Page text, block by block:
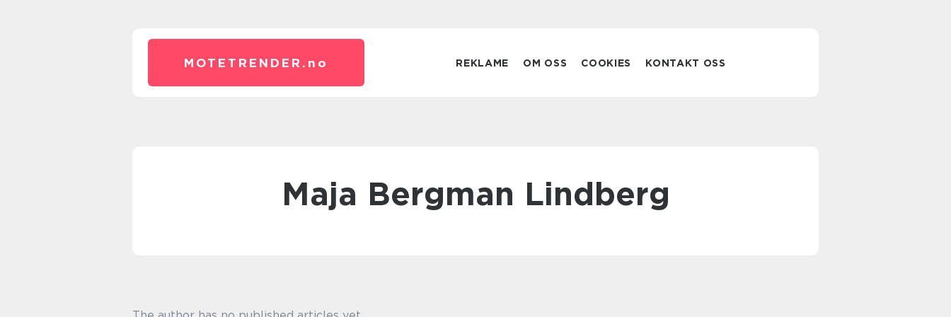
MOTETRENDER. no REKLAME OM OSS COOKIES KONTAKT OSS
Maja Bergman Lindberg